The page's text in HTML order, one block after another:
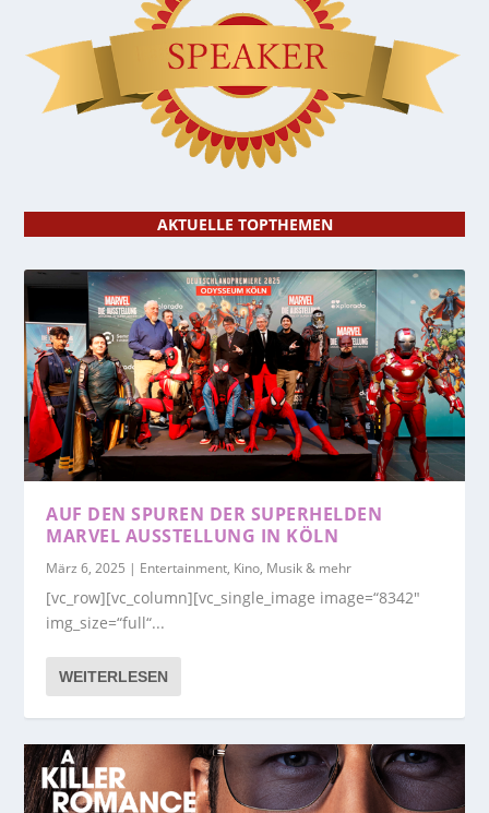
AKTUELLE TOPTHEMEN
AUF DEN SPUREN DER SUPERHELDEN
MARVEL AUSSTELLUNG IN KÖLN
März 6, 2025 | Entertainment, Kino, Musik & mehr
[vc_row][vc_column][vc_single_image image=“8342″
img_size=“full“...
WEITERLESEN